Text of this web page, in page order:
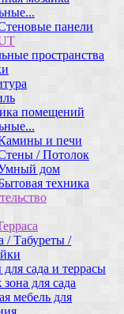
панели
пространства
помещений
и печи
/ Потолок
дом
техника
/ Табуреты /
сада и террасы
для сада
мебель для